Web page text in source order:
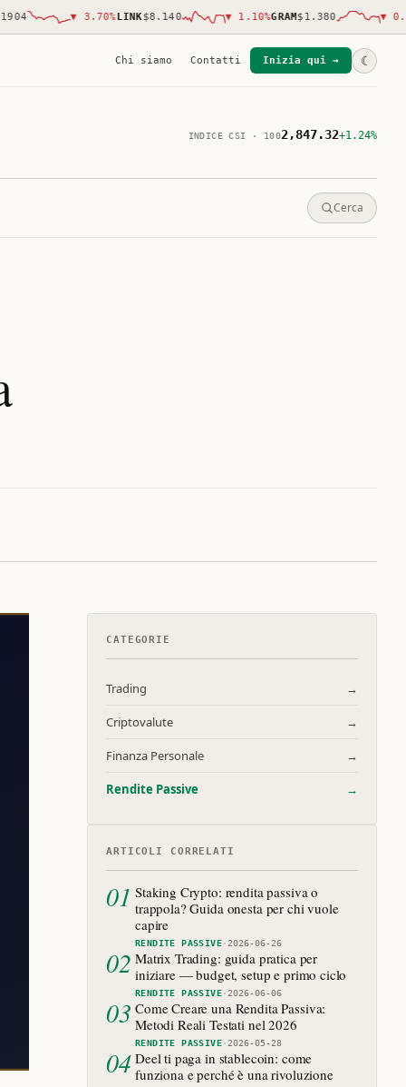
▼ 3.70% LINK$8.140 ▼ 1.10 % GRAM$1.380 ▼ 0.40 %
Chi siamo Contatti Inizia qui → ☾
INDICE CSI · 1002,847.32+1.24%
Cerca
CATEGORIE
Trading →
Criptovalute →
Finanza Personale →
Rendite Passive →
ARTICOLI CORRELATI
01 Staking Crypto: rendita passiva o
trappola? Guida onesta per chi vuole
capire
RENDITE PASSIVE·2026-06-26
02 Matrix Trading: guida pratica per
iniziare — budget, setup e primo ciclo
RENDITE PASSIVE·2026-06-06
03 Come Creare una Rendita Passiva:
Metodi Reali Testati nel 2026
RENDITE PASSIVE·2026-05-28
04 Deel ti paga in stablecoin: come
funziona e perché è una rivoluzione